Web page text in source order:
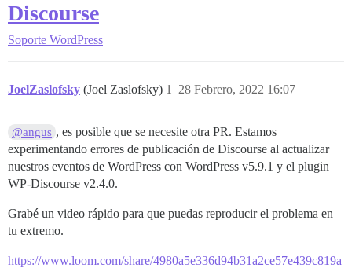
Discourse
Soporte WordPress
JoelZaslofsky (Joel Zaslofsky) 28 Febrero, 2022 16:07
1
@angus , es posible que se necesite otra PR. Estamos
experimentando errores de publicación de Discourse al actualizar
nuestros eventos de WordPress con WordPress v5.9.1 y el plugin
WP-Discourse v2.4.0.
Grabé un video rápido para que puedas reproducir el problema en
tu extremo.
https://www.loom.com/share/4980a5e336d94b31a2ce57e439c819a